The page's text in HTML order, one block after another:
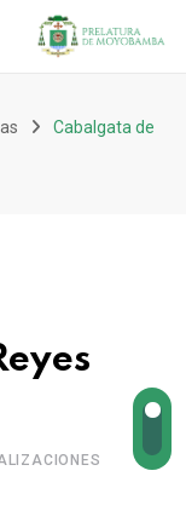
Cabalgata de